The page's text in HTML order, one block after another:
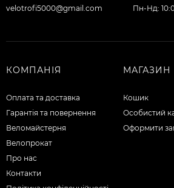
velotrofi5000@gmail.com Пн-Нд:
КОМПАНІЯ
Оплата та доставка
Гарантія та повернення
Веломайстерня
Велопрокат
Про нас
Контакти
МАГАЗИН
Кошик
Особистий
Оформити